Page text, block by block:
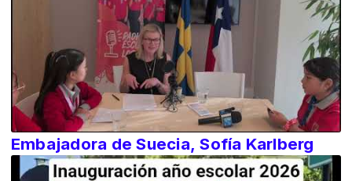
Embajadora de Suecia, Sofía Karlberg